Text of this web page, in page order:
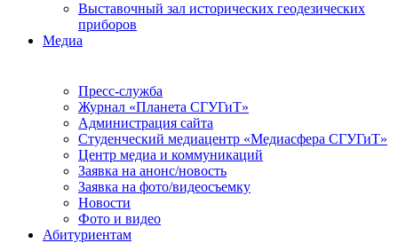
Выставочный зал исторических геодезических
приборов
Медиа
Пресс-служба
Журнал «Планета СГУГиТ»
Администрация сайта
Студенческий медиацентр «Медиасфера СГУГиТ»
Центр медиа и коммуникаций
Заявка на анонс/новость
Заявка на фото/видеосъемку
Новости
Фото и видео
Абитуриентам